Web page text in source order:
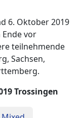
6. Oktober 2019
Ende vor
teilnehmende
Sachsen,
Trossingen